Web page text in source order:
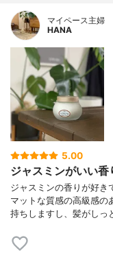
マイペース主婦
HANA
5.00
ジャスミンがいい香
ジャスミンの香りが好き
マットな質感の高級感の
持ちしますし、髪がしっ